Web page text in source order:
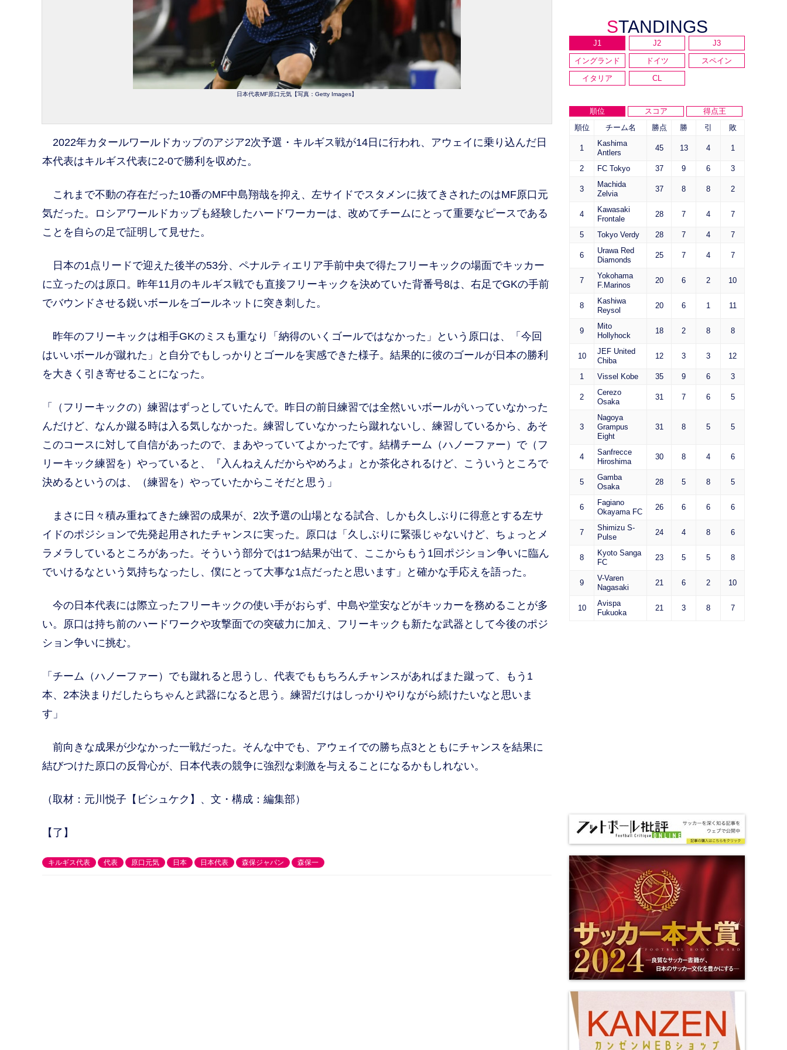
日本代表MF原口元気【写真：Getty Images】
2022年カタールワールドカップのアジア2次予選・キルギス戦が14日に行われ、アウェイに乗り込んだ日
本代表はキルギス代表に2-0で勝利を収めた。
これまで不動の存在だった10番のMF中島翔哉を抑え、左サイドでスタメンに抜てきされたのはMF原口元
気だった。ロシアワールドカップも経験したハードワーカーは、改めてチームにとって重要なピースである
ことを自らの足で証明して見せた。
日本の1点リードで迎えた後半の53分、ペナルティエリア手前中央で得たフリーキックの場面でキッカー
に立ったのは原口。昨年11月のキルギス戦でも直接フリーキックを決めていた背番号8は、右足でGKの手前
でバウンドさせる鋭いボールをゴールネットに突き刺した。
昨年のフリーキックは相手GKのミスも重なり「納得のいくゴールではなかった」という原口は、「今回
はいいボールが蹴れた」と自分でもしっかりとゴールを実感できた様子。結果的に彼のゴールが日本の勝利
を大きく引き寄せることになった。
「（フリーキックの）練習はずっとしていたんで。昨日の前日練習では全然いいボールがいっていなかった
んだけど、なんか蹴る時は入る気しなかった。練習していなかったら蹴れないし、練習しているから、あそ
このコースに対して自信があったので、まあやっていてよかったです。結構チーム（ハノーファー）で（フ
リーキック練習を）やっていると、『入んねえんだからやめろよ』とか茶化されるけど、こういうところで
決めるというのは、（練習を）やっていたからこそだと思う」
まさに日々積み重ねてきた練習の成果が、2次予選の山場となる試合、しかも久しぶりに得意とする左サ
イドのポジションで先発起用されたチャンスに実った。原口は「久しぶりに緊張じゃないけど、ちょっとメ
ラメラしているところがあった。そういう部分では1つ結果が出て、ここからもう1回ポジション争いに臨ん
でいけるなという気持ちなったし、僕にとって大事な1点だったと思います」と確かな手応えを語った。
今の日本代表には際立ったフリーキックの使い手がおらず、中島や堂安などがキッカーを務めることが多
い。原口は持ち前のハードワークや攻撃面での突破力に加え、フリーキックも新たな武器として今後のポジ
ション争いに挑む。
「チーム（ハノーファー）でも蹴れると思うし、代表でももちろんチャンスがあればまた蹴って、もう1
本、2本決まりだしたらちゃんと武器になると思う。練習だけはしっかりやりながら続けたいなと思いま
す」
前向きな成果が少なかった一戦だった。そんな中でも、アウェイでの勝ち点3とともにチャンスを結果に
結びつけた原口の反骨心が、日本代表の競争に強烈な刺激を与えることになるかもしれない。
（取材：元川悦子【ビシュケク】、文・構成：編集部）
【了】
キルギス代表 代表 原口元気 日本 日本代表 森保ジャパン 森保一
STANDINGS
J1 J2
J3
イングランド
ドイツ
スペイン
イタリア
CL
順位 スコア
得点王
順位
チーム名 勝点 勝 引 敗
1
Kashima
Antlers
45 13 4 1
2 FC Tokyo 37 9 6 3
3
Machida
Zelvia
37 8 8 2
4
Kawasaki
Frontale
28 7 4 7
5 Tokyo Verdy 28 7 4 7
6
Urawa Red
Diamonds
25 7 4 7
7
Yokohama
F.Marinos
20 6 2 10
8
Kashiwa
Reysol
20 6 1 11
9
Mito
Hollyhock
18 2 8 8
10
JEF United
Chiba
12 3 3 12
1 Vissel Kobe 35 9 6 3
2
Cerezo
Osaka
31 7 6 5
3
Nagoya
Grampus
Eight
31 8 5 5
4
Sanfrecce
Hiroshima
30 8 4 6
5
Gamba
Osaka
28 5 8 5
6
Fagiano
Okayama FC
26 6 6 6
7
Shimizu S-
Pulse
24 4 8 6
8
Kyoto Sanga
FC
23 5 5 8
9
V-Varen
Nagasaki
21 6 2 10
10
Avispa
Fukuoka
21 3 8 7